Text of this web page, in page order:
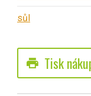
sůl
print Tisk